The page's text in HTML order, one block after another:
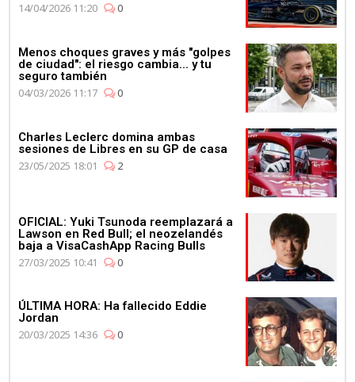
Constructores de manera
consecutiva
volante del Aston Martin
Vantage
14/04/2026 11:20
0
Menos choques graves y más "golpes
de ciudad": el riesgo cambia... y tu
seguro también
04/03/2026 11:17
0
Charles Leclerc domina ambas
sesiones de Libres en su GP de casa
23/05/2025 18:01
2
OFICIAL: Yuki Tsunoda reemplazará a
Lawson en Red Bull; el neozelandés
baja a VisaCashApp Racing Bulls
27/03/2025 10:41
0
ÚLTIMA HORA: Ha fallecido Eddie
Jordan
20/03/2025 14:36
0